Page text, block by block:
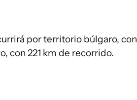
por territorio búlgaro, con
con 221 km de recorrido.